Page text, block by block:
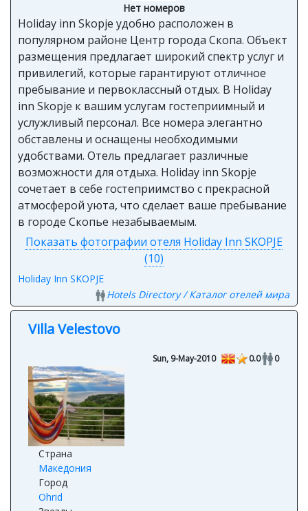
Нет номеров
Holiday inn Skopje удобно расположен в
популярном районе Центр города Скопа. Объект
размещения предлагает широкий спектр услуг и
привилегий, которые гарантируют отличное
пребывание и первоклассный отдых. В Holiday
inn Skopje к вашим услугам гостеприимный и
услужливый персонал. Все номера элегантно
обставлены и оснащены необходимыми
удобствами. Отель предлагает различные
возможности для отдыха. Holiday inn Skopje
сочетает в себе гостеприимство с прекрасной
атмосферой уюта, что сделает ваше пребывание
в городе Скопье незабываемым.
Показать фотографии отеля Holiday Inn SKOPJE
(10)
Holiday Inn SKOPJE
Hotels Directory / Каталог отелей мира
Villa Velestovo
Sun, 9-May-2010 0.0 0
Страна
Македония
Город
Ohrid